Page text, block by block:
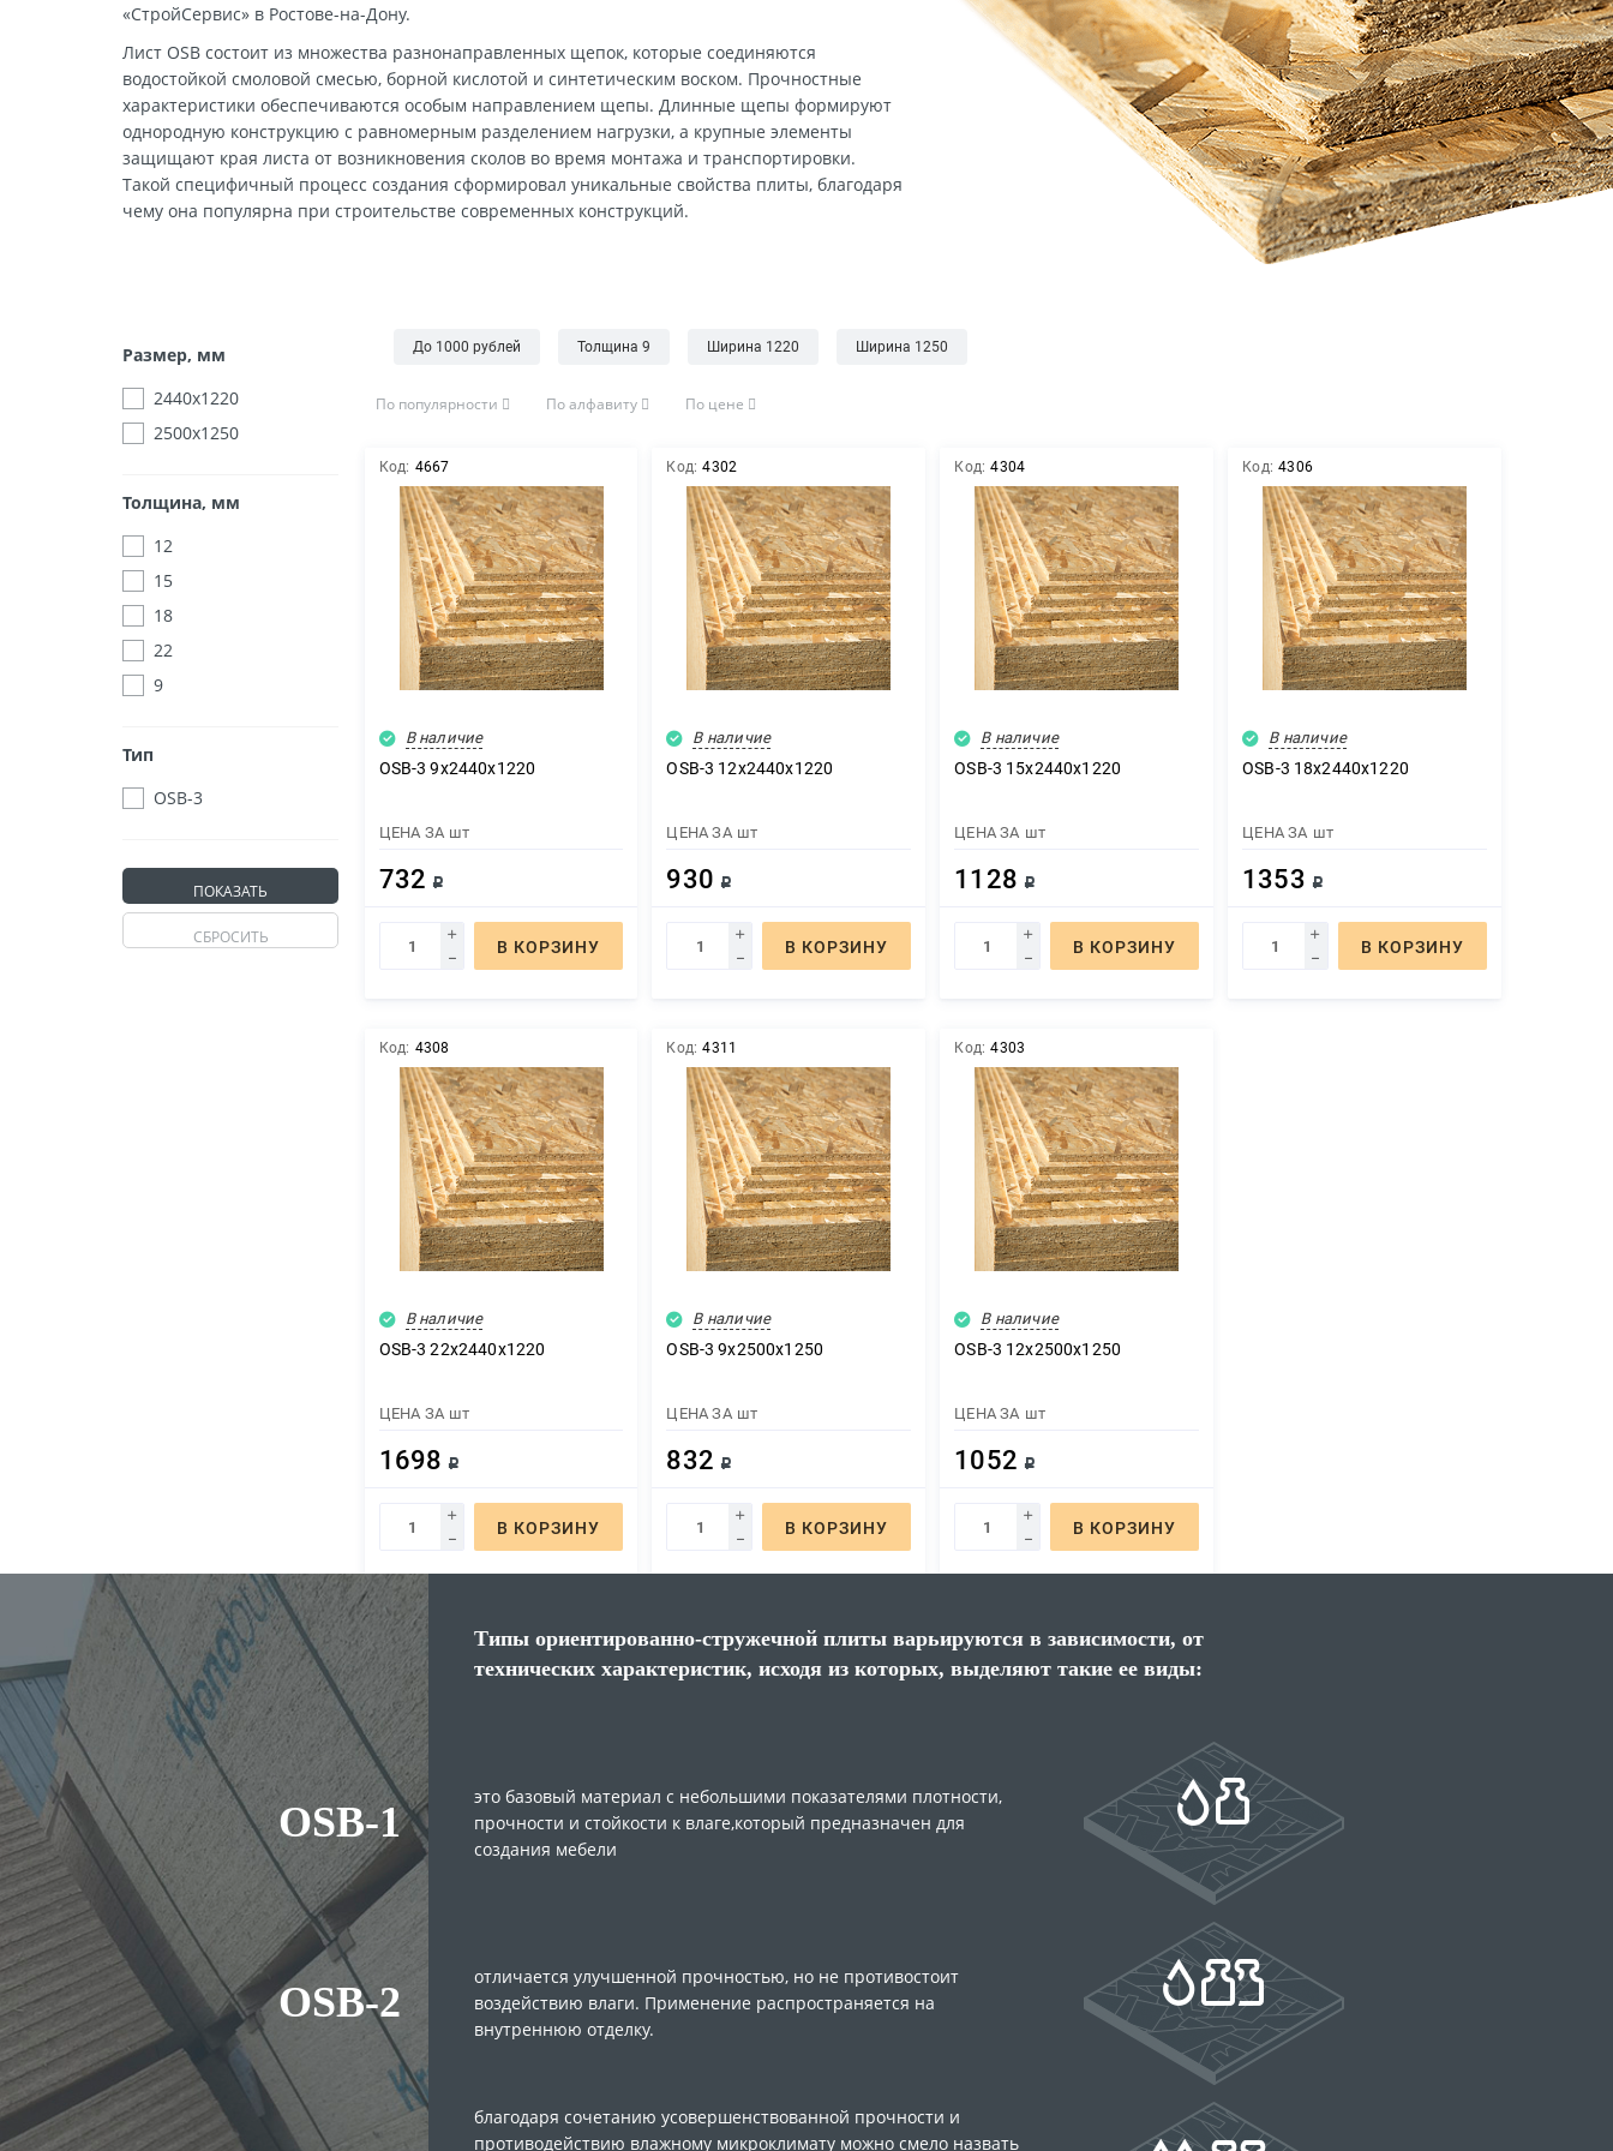
Прочие листовые материалы
Профиль для гипсокартона
Гипсокартон
ИЗОЛЯЦИЯ
ИНСТРУМЕНТЫ
Автотовары
Крепеж
Столярно-слесарные инструменты
Строительная Химия и принадлежности
КОМПЛЕКСНОЕ СНАБЖЕНИЕ
СТРОИТЕЛЬСТВО
ПОПУЛЯРНЫЕ КАТЕГОРИИ
«СтройСервис» в Ростове-на-Дону.
Лист OSB состоит из множества разнонаправленных щепок, которые соединяются
водостойкой смоловой смесью, борной кислотой и синтетическим воском. Прочностные
характеристики обеспечиваются особым направлением щепы. Длинные щепы формируют
однородную конструкцию с равномерным разделением нагрузки, а крупные элементы
защищают края листа от возникновения сколов во время монтажа и транспортировки.
Такой специфичный процесс создания сформировал уникальные свойства плиты, благодаря
чему она популярна при строительстве современных конструкций.
Размер, мм
2440х1220
2500х1250
Толщина, мм
12
15
18
22
9
Тип
OSB-3
До 1000 рублей Толщина 9 Ширина 1220 Ширина 1250
По популярности По алфавиту По цене
Код: 4667
В наличие
OSB-3 9х2440х1220
ЦЕНА ЗА шт
732 Р
В КОРЗИНУ
Код: 4302
В наличие
OSB-3 12х2440х1220
ЦЕНА ЗА шт
930 Р
В КОРЗИНУ
Код: 4304
В наличие
OSB-3 15х2440х1220
ЦЕНА ЗА шт
1128 Р
В КОРЗИНУ
Код: 4306
В наличие
OSB-3 18х2440х1220
ЦЕНА ЗА шт
1353 Р
В КОРЗИНУ
Код: 4308
В наличие
OSB-3 22х2440х1220
ЦЕНА ЗА шт
1698 Р
В КОРЗИНУ
Код: 4311
В наличие
OSB-3 9х2500х1250
ЦЕНА ЗА шт
832 Р
В КОРЗИНУ
Код: 4303
В наличие
OSB-3 12х2500х1250
ЦЕНА ЗА шт
1052 Р
В КОРЗИНУ
Типы ориентированно-стружечной плиты варьируются в зависимости, от
технических характеристик, исходя из которых, выделяют такие ее виды:
OSB-1
это базовый материал с небольшими показателями плотности,
прочности и стойкости к влаге,который предназначен для
создания мебели
OSB-2
отличается улучшенной прочностью, но не противостоит
воздействию влаги. Применение распространяется на
внутреннюю отделку.
благодаря сочетанию усовершенствованной прочности и
противодействию влажному микроклимату можно смело назвать
ВАШ E-MAIL*
ВАШЕ ИМЯ*
ВАШ E-MAIL*
ЗАКАЗАТЬ ЗВОНОК
НОМЕР ТЕЛЕФОНА*
УЗНАТЬ ЦЕНУ